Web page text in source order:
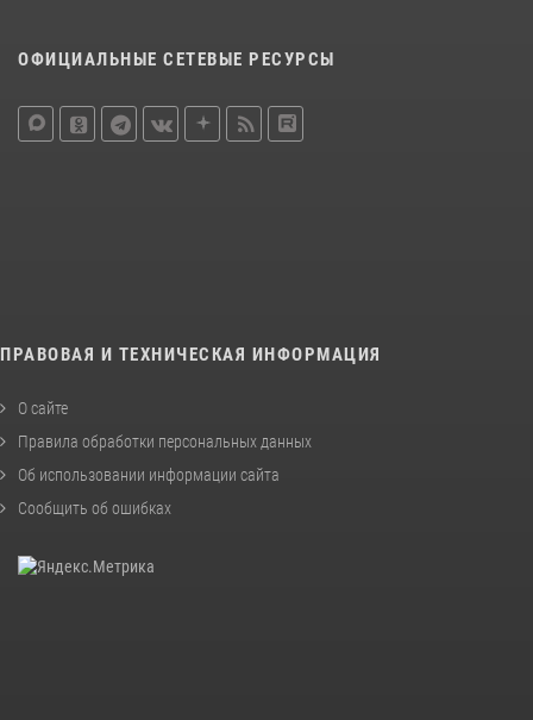
ОФИЦИАЛЬНЫЕ СЕТЕВЫЕ РЕСУРСЫ
ПРАВОВАЯ И ТЕХНИЧЕСКАЯ ИНФОРМАЦИЯ
О сайте
Правила обработки персональных данных
Об использовании информации сайта
Сообщить об ошибках